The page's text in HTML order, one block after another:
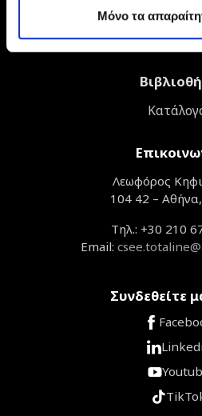
Mόνο τα
Εταιρικές
Εταιρικές Πολιτικές
Λεωφόρος
104 42 –
Τηλ.: +30 210
Email:
Συνδεθείτε